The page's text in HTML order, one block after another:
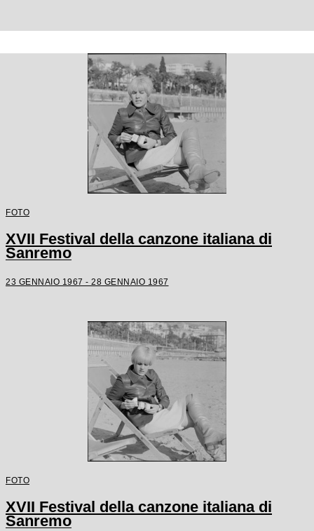
FOTO
XVII Festival della canzone italiana di
Sanremo
23 GENNAIO 1967 - 28 GENNAIO 1967
FOTO
XVII Festival della canzone italiana di
Sanremo